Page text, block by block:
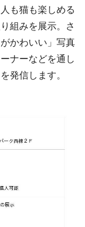
も猫も楽しめる
組みを展示。さ
かわいい」写真
ナーなどを通し
発信します。